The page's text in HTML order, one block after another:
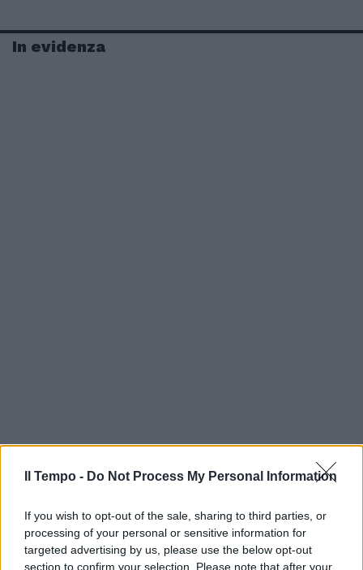
Il Tempo - Do Not Process My Personal Information
If you wish to opt-out of the sale, sharing to third parties, or
processing of your personal or sensitive information for
targeted advertising by us, please use the below opt-out
section to confirm your selection. Please note that after your
In evidenza